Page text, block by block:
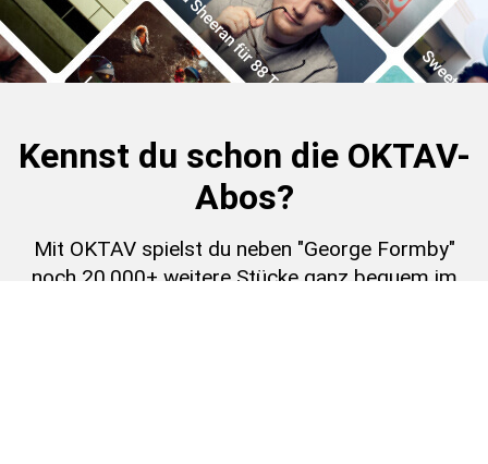
Kennst du schon die OKTAV-
Abos?
Mit OKTAV spielst du neben "George Formby"
noch 20.000+ weitere Stücke ganz bequem im